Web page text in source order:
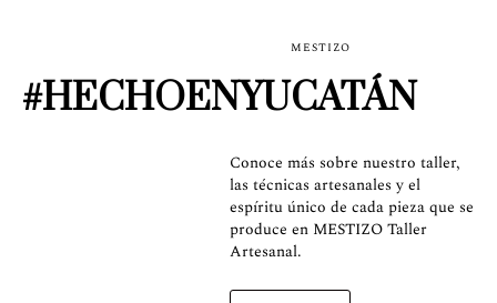
MESTIZO
#HECHOENYUCATÁN
Conoce más sobre nuestro taller,
las técnicas artesanales y el
espíritu único de cada pieza que se
produce en MESTIZO Taller
Artesanal.